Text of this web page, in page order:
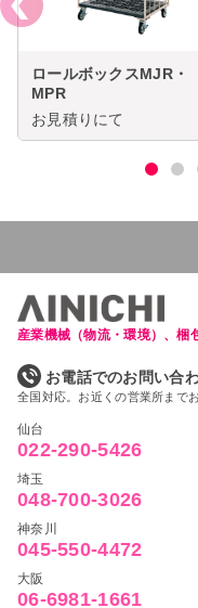
ロールボックスMJR・
MPR
お見積りにて
産業機械（物流・環境）、梱
お電話でのお問い合
全国対応。お近くの営業所まで
仙台
022-290-5426
埼玉
048-700-3026
神奈川
045-550-4472
大阪
06-6981-1661